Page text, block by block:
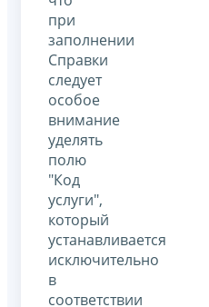
при
заполнении
Справки
следует
особое
внимание
уделять
полю
"Код
услуги",
который
устанавливается
исключительно
в
соответствии